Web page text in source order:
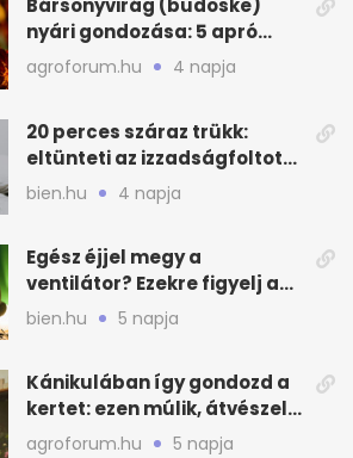
Bársonyvirág (büdöske)
nyári gondozása: 5 apró
lépés a dús virágzásért
agroforum.hu 4 napja
20 perces száraz trükk:
eltünteti az izzadságfoltot
és a szagot a matracról
bien.hu 4 napja
Egész éjjel megy a
ventilátor? Ezekre figyelj a
hőségben alvásnál
bien.hu 5 napja
Kánikulában így gondozd a
kertet: ezen múlik, átvészeli-
e a hőséget
agroforum.hu 5 napja